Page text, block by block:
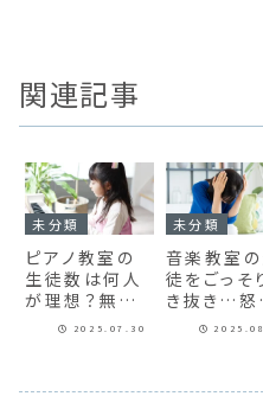
関連記事
未分類
ピアノ教室の
生徒数は何人
が理想？無理
なく続けるた
2025.07.30
未分類
音楽教室
徒をごっそ
き抜き…怒
ショックか